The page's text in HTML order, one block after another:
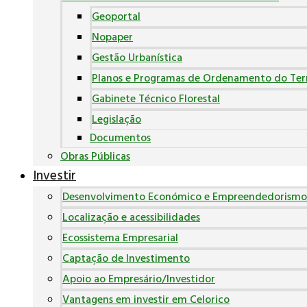
Geoportal
Nopaper
Gestão Urbanística
Planos e Programas de Ordenamento do
Gabinete Técnico Florestal
Legislação
Documentos
Obras Públicas
Investir
Desenvolvimento Económico e Empreendedorismo
Localização e acessibilidades
Ecossistema Empresarial
Captação de Investimento
Apoio ao Empresário/Investidor
Vantagens em investir em Celorico